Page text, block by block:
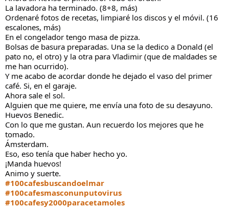
La lavadora ha terminado. (8+8, más)
Ordenaré fotos de recetas, limpiaré los discos y el móvil. (16
escalones, más)
En el congelador tengo masa de pizza.
Bolsas de basura preparadas. Una se la dedico a Donald (el
pato no, el otro) y la otra para Vladimir (que de maldades se
me han ocurrido).
Y me acabo de acordar donde he dejado el vaso del primer
café. Si, en el garaje.
Ahora sale el sol.
Alguien que me quiere, me envía una foto de su desayuno.
Huevos Benedic.
Con lo que me gustan. Aun recuerdo los mejores que he
tomado.
Ámsterdam.
Eso, eso tenía que haber hecho yo.
¡Manda huevos!
Animo y suerte.
#100cafesbuscandoelmar
#100cafesmasconunputovirus
#100cafesy2000paracetamoles